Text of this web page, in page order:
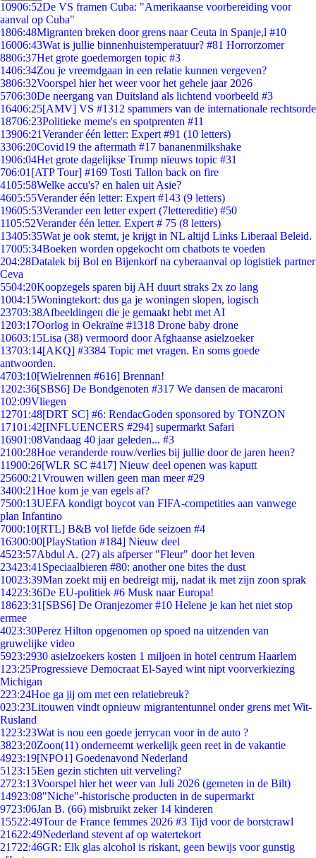
10906:52De VS framen Cuba: "Amerikaanse voorbereiding voor
aanval op Cuba"
1806:48Migranten breken door grens naar Ceuta in Spanje,l #10
16006:43Wat is jullie binnenhuistemperatuur? #81 Horrorzomer
8806:37Het grote goedemorgen topic #3
1406:34Zou je vreemdgaan in een relatie kunnen vergeven?
3806:32Voorspel hier het weer voor het gehele jaar 2026
5706:30De neergang van Duitsland als lichtend voorbeeld #3
16406:25[AMV] VS #1312 spammers van de internationale rechtsorde
18706:23Politieke meme's en spotprenten #11
13906:21Verander één letter: Expert #91 (10 letters)
3306:20Covid19 the aftermath #17 bananenmilkshake
1906:04Het grote dagelijkse Trump nieuws topic #31
706:01 [ATP Tour] #169 Tosti Tallon back on fire
4105:58Welke accu's? en halen uit Asie?
4605:55Verander één letter: Expert #143 (9 letters)
19605:53Verander een letter expert (7lettereditie) #50
1105:52Verander één letter. Expert # 75 (8 letters)
13405:35Wat je ook stemt, je krijgt in NL altijd Links Liberaal Beleid.
17005:34Boeken worden opgekocht om chatbots te voeden
204:28Datalek bij Bol en Bijenkorf na cyberaanval op logistiek partner
Ceva
5504:20Koopzegels sparen bij AH duurt straks 2x zo lang
1004:15Woningtekort: dus ga je woningen slopen, logisch
23703:38Afbeeldingen die je gemaakt hebt met AI
1203:17Oorlog in Oekraïne #1318 Drone baby drone
10603:15Lisa (38) vermoord door Afghaanse asielzoeker
13703:14[AKQ] #3384 Topic met vragen. En soms goede
antwoorden.
4703:10[Wielrennen #616] Brennan!
1202:36[SBS6] De Bondgenoten #317 We dansen de macaroni
102:09Vliegen
12701:48[DRT SC] #6: RendacGoden sponsored by TONZON
17101:42[INFLUENCERS #294] supermarkt Safari
16901:08Vandaag 40 jaar geleden... #3
2100:28Hoe veranderde rouw/verlies bij jullie door de jaren heen?
11900:26[WLR SC #417] Nieuw deel openen was kaputt
25600:21Vrouwen willen geen man meer #29
3400:21Hoe kom je van egels af?
7500:13UEFA kondigt boycot van FIFA-competities aan vanwege
plan Infantino
7000:10[RTL] B&B vol liefde 6de seizoen #4
16300:00[PlayStation #184] Nieuw deel
4523:57Abdul A. (27) als afperser "Fleur" door het leven
23423:41 Speciaalbieren #80: another one bites the dust
10023:39Man zoekt mij en bedreigt mij, nadat ik met zijn zoon sprak
14223:36De EU-politiek #6 Musk naar Europa!
18623:31 [SBS6] De Oranjezomer #10 Helene je kan het niet stop
ermee
4023:30Perez Hilton opgenomen op spoed na uitzenden van
gruwelijke video
5923:2930 asielzoekers kosten 1 miljoen in hotel centrum Haarlem
1 23:25Progressieve Democraat El-Sayed wint nipt voorverkiezing
Michigan
223:24Hoe ga jij om met een relatiebreuk?
023:23Litouwen vindt opnieuw migrantentunnel onder grens met Wit-
Rusland
1223:23Wat is nou een goede jerrycan voor in de auto ?
3823:20Zoon(11) onderneemt werkelijk geen reet in de vakantie
4923:19[NPO1] Goedenavond Nederland
51 23:15Een gezin stichten uit verveling?
2723:13Voorspel hier het weer van Juli 2026 (gemeten in de Bilt)
14923:08"Niche"-historische producten in de supermarkt
9723:06Jan B. (66) misbruikt zeker 14 kinderen
15522:49Tour de France femmes 2026 #3 Tijd voor de borstcrawl
21622:49Nederland stevent af op watertekort
21722:46GR: Elk glas alcohol is riskant, geen bewijs voor gunstig